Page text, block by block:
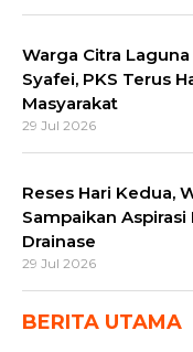
Warga Citra
Syafei, PKS Terus
Masyarakat
29 Jul 2026
Reses Hari Kedua,
Sampaikan
Drainase
29 Jul 2026
BERITA UTAMA